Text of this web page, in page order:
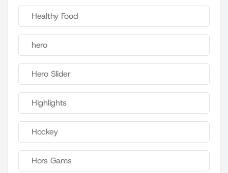
Healthy Food
hero
Hero Slider
Highlights
Hockey
Hors Gams